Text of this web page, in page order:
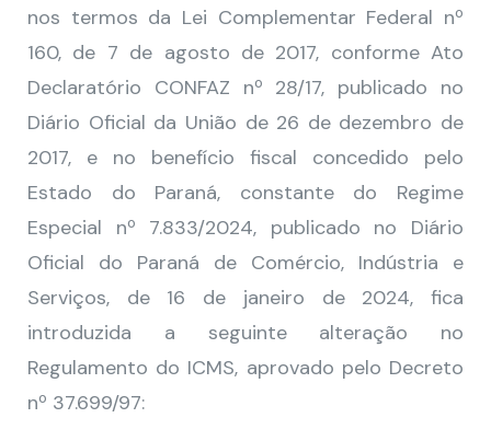
nos termos da Lei Complementar Federal nº
160, de 7 de agosto de 2017, conforme Ato
Declaratório CONFAZ nº 28/17, publicado no
Diário Oficial da União de 26 de dezembro de
2017, e no benefício fiscal concedido pelo
Estado do Paraná, constante do Regime
Especial nº 7.833/2024, publicado no Diário
Oficial do Paraná de Comércio, Indústria e
Serviços, de 16 de janeiro de 2024, fica
introduzida a seguinte alteração no
Regulamento do ICMS, aprovado pelo Decreto
nº 37.699/97: